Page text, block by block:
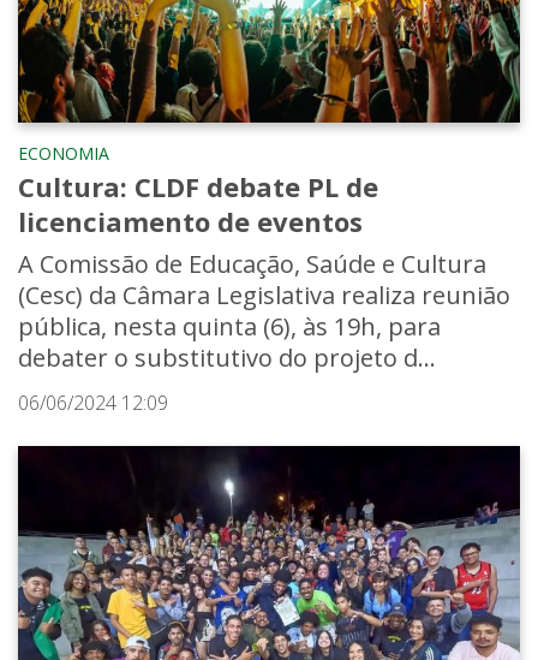
ECONOMIA
Cultura: CLDF debate PL de
licenciamento de eventos
A Comissão de Educação, Saúde e Cultura
(Cesc) da Câmara Legislativa realiza reunião
pública, nesta quinta (6), às 19h, para
debater o substitutivo do projeto d...
06/06/2024 12:09